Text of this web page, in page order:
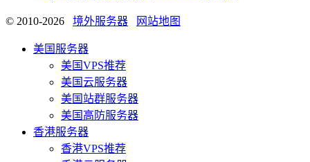
© 2010-2026 境外服务器 网站地图
美国服务器
美国VPS推荐
美国云服务器
美国站群服务器
美国高防服务器
香港服务器
香港VPS推荐